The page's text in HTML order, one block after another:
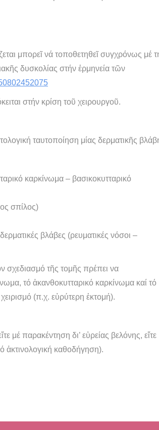
μπορεῖ νά τοποθετηθεῖ συγχρόνως μέ
δυσκολίας στήν ἑρμηνεία τῶν
στήν κρίση τοῦ χειρουργοῦ.
ταυτοποίηση μίας δερματικῆς
καρκίνωμα – βασικοκυτταρικό
σπίλος)
βλάβες (ρευματικές νόσοι –
σχεδιασμό τῆς τομῆς πρέπει να
τό ἀκανθοκυτταρικό καρκίνωμα καί τό
(π.χ. εὑρύτερη ἐκτομή).
μέ παρακέντηση δι’ εὑρείας βελόνης, εἴτε
ἀκτινολογική καθοδήγηση).